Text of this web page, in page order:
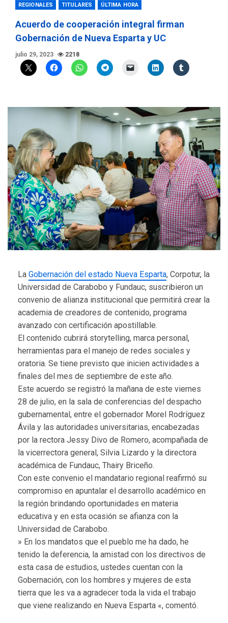
REGIONALES TITULARES ÚLTIMA HORA
Acuerdo de cooperación integral firman
Gobernación de Nueva Esparta y UC
julio 29, 2023 2218
La Gobernación del estado Nueva Esparta, Corpotur, la
Universidad de Carabobo y Fundauc, suscribieron un
convenio de alianza institucional que permitirá crear la
academia de creadores de contenido, programa
avanzado con certificación apostillable.
El contenido cubrirá storytelling, marca personal,
herramientas para el manejo de redes sociales y
oratoria. Se tiene previsto que inicien actividades a
finales del mes de septiembre de este año.
Este acuerdo se registró la mañana de este viernes
28 de julio, en la sala de conferencias del despacho
gubernamental, entre el gobernador Morel Rodríguez
Ávila y las autoridades universitarias, encabezadas
por la rectora Jessy Divo de Romero, acompañada de
la vicerrectora general, Silvia Lizardo y la directora
académica de Fundauc, Thairy Briceño.
Con este convenio el mandatario regional reafirmó su
compromiso en apuntalar el desarrollo académico en
la región brindando oportunidades en materia
educativa y en esta ocasión se afianza con la
Universidad de Carabobo.
» En los mandatos que el pueblo me ha dado, he
tenido la deferencia, la amistad con los directivos de
esta casa de estudios, ustedes cuentan con la
Gobernación, con los hombres y mujeres de esta
tierra que les va a agradecer toda la vida el trabajo
que viene realizando en Nueva Esparta «, comentó.